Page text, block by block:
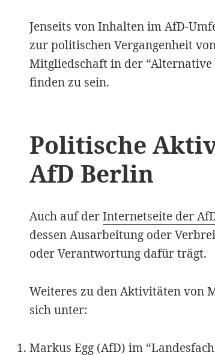
Jenseits von Inhalten im AfD-
zur politischen Vergangenheit
Mitgliedschaft in der
finden zu sein.
Politische
AfD Berlin
Auch auf derInternetseite der
dessen Ausarbeitung oder
oder Verantwortung dafür trägt.
Weiteres zu den Aktivitäten von
sich unter:
Markus Egg (AfD) im